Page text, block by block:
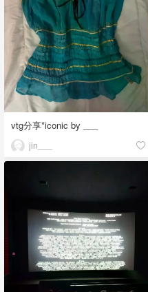
vtg分享*iconic by ___
jin___